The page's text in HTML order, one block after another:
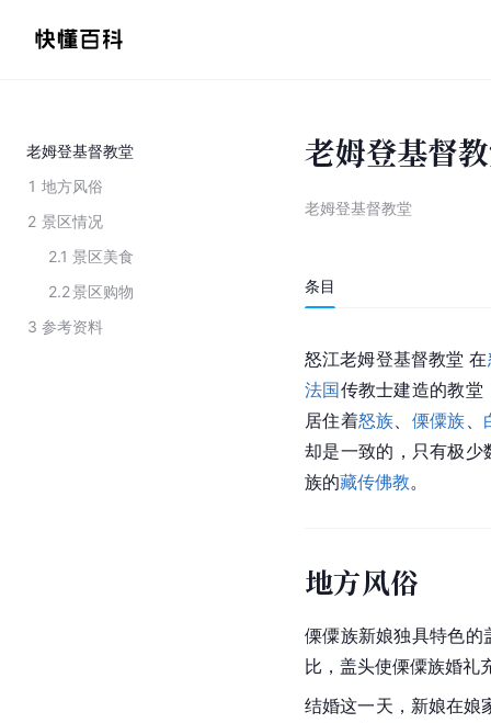
老姆登基督教堂
1 地方风俗
2 景区情况
2.1 景区美食
2.2景区购物
3 参考资料
老姆登基督
老姆登基督教堂
条目
怒江老姆登基督教堂 在
法国传教士建造的教堂
居住着怒族 傈僳族
却是一致的，只有极
族的藏传佛教。
地方风俗
傈僳族新娘独具特色的
比，盖头使傈僳族婚礼
结婚这一天，新娘在娘